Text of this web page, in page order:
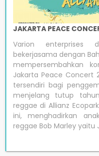
JAKARTA PEACE
Varion enterprises
bekerjasama dengan
mempersembahkan
Jakarta Peace Concert
tersendiri bagi
menjelang tutup
reggae di Allianz
ini, menghadirkan
reggae Bob Marley yaitu